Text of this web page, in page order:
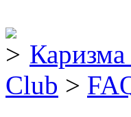
Club >